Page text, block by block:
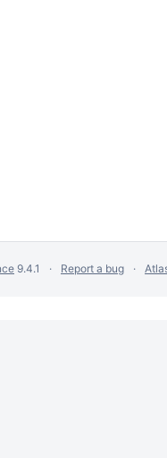
9.4.1 Report a bug